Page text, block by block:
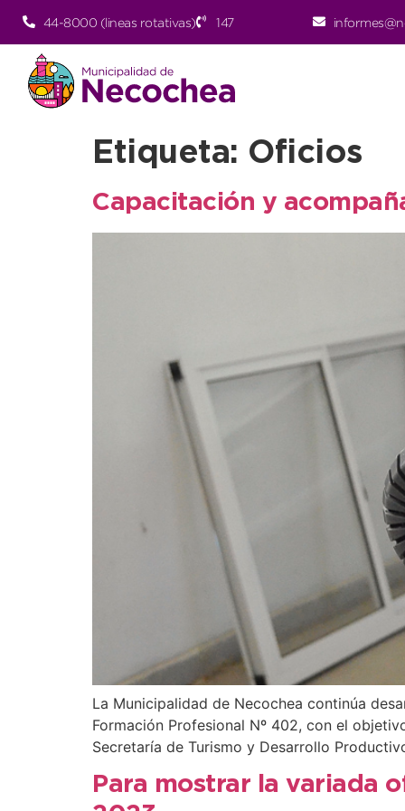
44-8000 (lineas rotativas) 147
Etiqueta: Oficios
Capacitación y
La Municipalidad de Necochea continúa
Formación Profesional Nº 402, con el
Secretaría de Turismo y Desarrollo
Para mostrar la variada